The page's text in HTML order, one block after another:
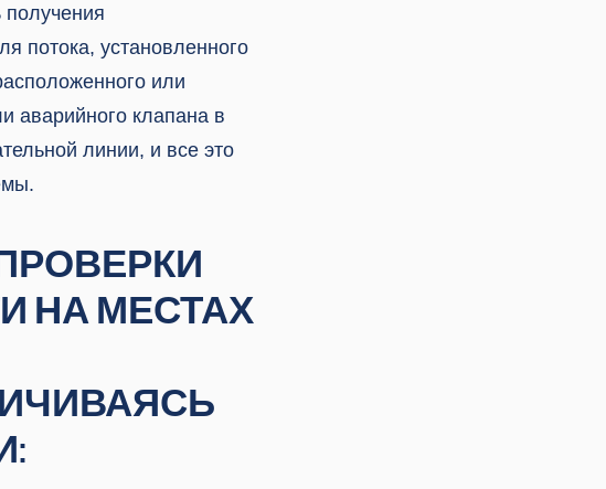
получения
потока, установленного
или
аварийного клапана в
линии, и все это
ПРОВЕРКИ
НА МЕСТАХ